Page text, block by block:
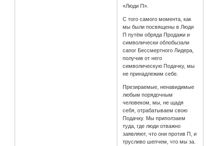
«Люди П».
С того самого момента, как
мы были посвящены в Люди
П путём обряда Продажи и
символически облобызали
сапог Бессмертного Лидера,
получив от него
символическую Подачку, мы
не принадлежим себе.
Презираемые, ненавидимые
любым порядочным
человеком, мы, не щадя
себя, отрабатываем свою
Подачку. Мы приползаем
туда, где люди отважно
заявляют, что они против П, и
трусливо шепчем, что мы за.